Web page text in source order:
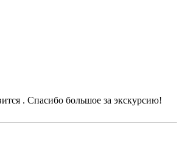
. Спасибо большое за экскурсию!